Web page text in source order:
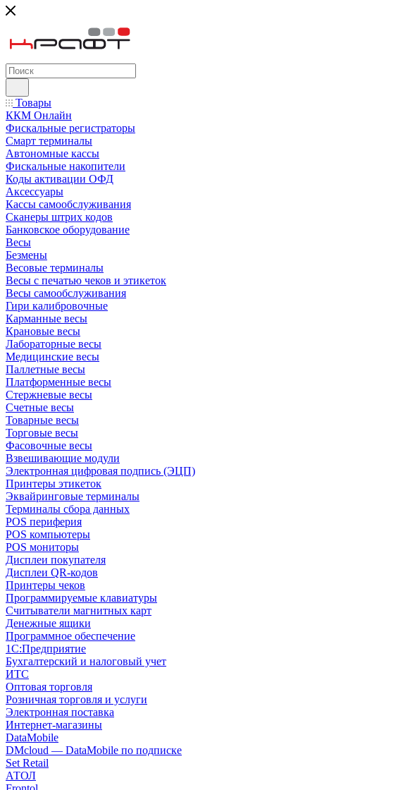
Товары
ККМ Онлайн
Фискальные регистраторы
Смарт терминалы
Автономные кассы
Фискальные накопители
Коды активации ОФД
Аксессуары
Кассы самообслуживания
Сканеры штрих кодов
Банковское оборудование
Весы
Безмены
Весовые терминалы
Весы с печатью чеков и этикеток
Весы самообслуживания
Гири калибровочные
Карманные весы
Крановые весы
Лабораторные весы
Медицинские весы
Паллетные весы
Платформенные весы
Стержневые весы
Счетные весы
Товарные весы
Торговые весы
Фасовочные весы
Взвешивающие модули
Электронная цифровая подпись (ЭЦП)
Принтеры этикеток
Эквайринговые терминалы
Терминалы сбора данных
POS периферия
POS компьютеры
POS мониторы
Дисплеи покупателя
Дисплеи QR-кодов
Принтеры чеков
Программируемые клавиатуры
Считыватели магнитных карт
Денежные ящики
Программное обеспечение
1С:Предприятие
Бухгалтерский и налоговый учет
ИТС
Оптовая торговля
Розничная торговля и услуги
Электронная поставка
Интернет-магазины
DataMobile
DMcloud — DataMobile по подписке
Set Retail
АТОЛ